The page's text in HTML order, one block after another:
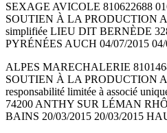
SEXAGE AVICOLE 810622688
SOUTIEN À LA PRODUCTION
simplifiée LIEU DIT BERNÈDE
PYRÉNÉES AUCH 04/07/2015
ALPES MARECHALERIE
SOUTIEN À LA PRODUCTION
responsabilité limitée à associé
74200 ANTHY SUR LÉMAN
BAINS 20/03/2015 20/03/2015